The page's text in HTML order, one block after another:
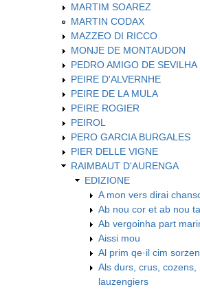
MARTIM SOAREZ
MARTIN CODAX
MAZZEO DI RICCO
MONJE DE MONTAUDON
PEDRO AMIGO DE SEVILHA
PEIRE D'ALVERNHE
PEIRE DE LA MULA
PEIRE ROGIER
PEIROL
PERO GARCIA BURGALES
PIER DELLE VIGNE
RAIMBAUT D'AURENGA
EDIZIONE
A mon vers dirai
Ab nou cor et ab nou
Ab vergoinha part
Aissi mou
Al prim qe·il cim
Als durs, crus, cozens,
lauzengiers